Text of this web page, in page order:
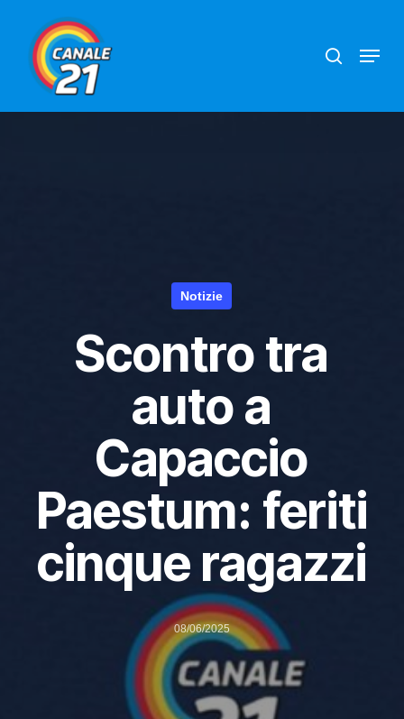
main
content
Menu
Notizie
Scontro tra
auto a
Capaccio
Paestum: feriti
cinque ragazzi
08/06/2025